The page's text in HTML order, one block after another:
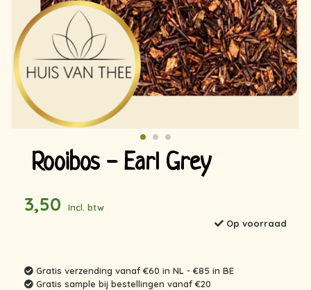
Rooibos - Earl Grey
3,50
Incl. btw
Op voorraad
Gratis verzending vanaf €60 in NL - €85 in BE
Gratis sample bij bestellingen vanaf €20